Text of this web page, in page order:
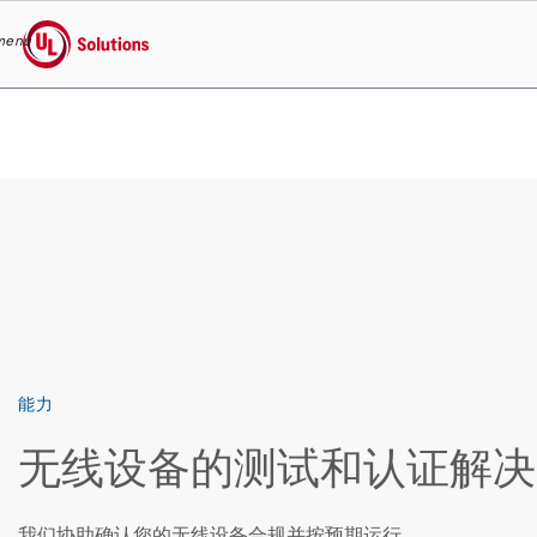
UL Solutions
能力
无线设备的测试和认证解